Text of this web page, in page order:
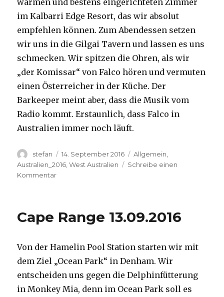
im Kalbarri Edge Resort, das wir absolut
empfehlen können. Zum Abendessen setzen
wir uns in die Gilgai Tavern und lassen es uns
schmecken. Wir spitzen die Ohren, als wir
„der Komissar“ von Falco hören und vermuten
einen Österreicher in der Küche. Der
Barkeeper meint aber, dass die Musik vom
Radio kommt. Erstaunlich, dass Falco in
Australien immer noch läuft.
Autor
stefan
Veröffentlicht
am
14. September 2016 Kategorien
Allgemein
Australien_2016 ,West Australien
Schreibe einen
Kommentarzu
Cape Range 13.09.2016
Von der Hamelin Pool Station starten wir mit
dem Ziel „Ocean Park“ in Denham. Wir
entscheiden uns gegen die Delphinfütterung
in Monkey Mia, denn im Ocean Park soll es